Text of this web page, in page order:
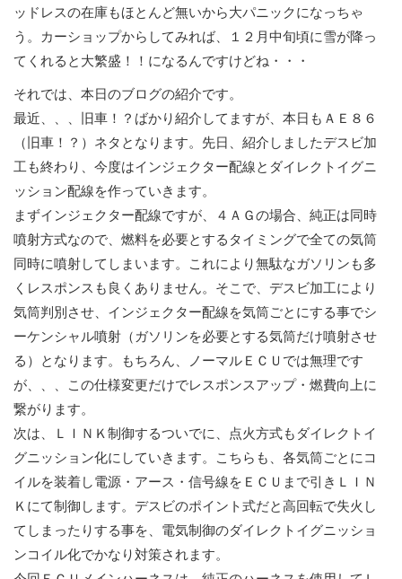
ッドレスの在庫もほとんど無いから大パニックになっちゃ
う。カーショップからしてみれば、１２月中旬頃に雪が降っ
てくれると大繁盛！！になるんですけどね・・・
それでは、本日のブログの紹介です。
最近、、、旧車！？ばかり紹介してますが、本日もＡＥ８６
（旧車！？）ネタとなります。先日、紹介しましたデスビ加
工も終わり、今度はインジェクター配線とダイレクトイグニ
ッション配線を作っていきます。
まずインジェクター配線ですが、４ＡＧの場合、純正は同時
噴射方式なので、燃料を必要とするタイミングで全ての気筒
同時に噴射してしまいます。これにより無駄なガソリンも多
くレスポンスも良くありません。そこで、デスビ加工により
気筒判別させ、インジェクター配線を気筒ごとにする事でシ
ーケンシャル噴射（ガソリンを必要とする気筒だけ噴射させ
る）となります。もちろん、ノーマルＥＣＵでは無理です
が、、、この仕様変更だけでレスポンスアップ・燃費向上に
繋がります。
次は、ＬＩＮＫ制御するついでに、点火方式もダイレクトイ
グニッション化にしていきます。こちらも、各気筒ごとにコ
イルを装着し電源・アース・信号線をＥＣＵまで引きＬＩＮ
Ｋにて制御します。デスビのポイント式だと高回転で失火し
てしまったりする事を、電気制御のダイレクトイグニッショ
ンコイル化でかなり対策されます。